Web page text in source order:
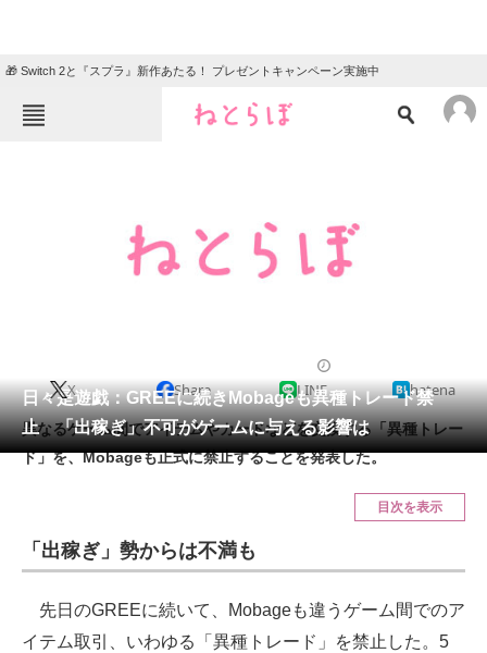
🎁 Switch 2と『スプラ』新作あたる！ プレゼントキャンペーン実施中
クイズ
地域
会員記事
メディア
日々是遊戯：GREEに続きMobageも異種トレード禁
止 「出稼ぎ」不可がゲームに与える影響は
X Share LINE hatena
異なるゲーム間でアイテムやカードなどを交換する「異種トレー
ド」を、Mobageも正式に禁止することを発表した。
目次を表示
「出稼ぎ」勢からは不満も
先日のGREEに続いて、Mobageも違うゲーム間でのア
イテム取引、いわゆる「異種トレード」を禁止した。5